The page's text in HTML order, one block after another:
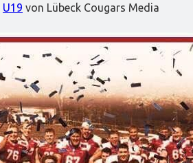
U19 von Lübeck Cougars Media